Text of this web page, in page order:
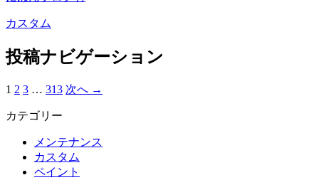
カスタム
投稿ナビゲーション
1 2 3 … 313 次へ →
カテゴリー
メンテナンス
カスタム
ペイント